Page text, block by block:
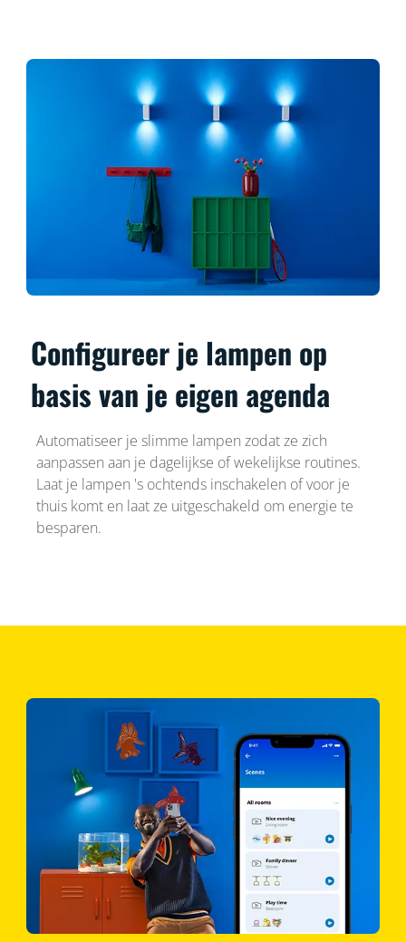
Configureer je lampen op
basis van je eigen agenda
Automatiseer je slimme lampen zodat ze zich
aanpassen aan je dagelijkse of wekelijkse routines.
Laat je lampen 's ochtends inschakelen of voor je
thuis komt en laat ze uitgeschakeld om energie te
besparen.